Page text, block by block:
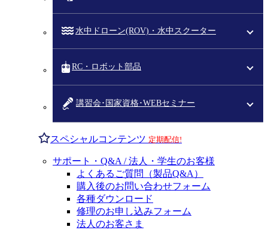
水中ドローン(ROV)・水中スクーター
RC・ロボット部品
講習会･国家資格･WEBセミナー
スペシャルコンテンツ 定期配信!
サポート・Q&A / 法人・学生のお客様
よくあるご質問（製品Q&A）
購入後のお問い合わせフォーム
各種ダウンロード
修理のお申し込みフォーム
法人のお客さま